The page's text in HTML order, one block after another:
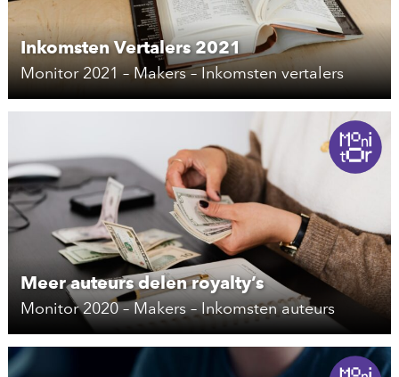
Inkomsten Vertalers 2021
Monitor 2021 – Makers – Inkomsten vertalers
Meer auteurs delen royalty’s
Monitor 2020 – Makers – Inkomsten auteurs